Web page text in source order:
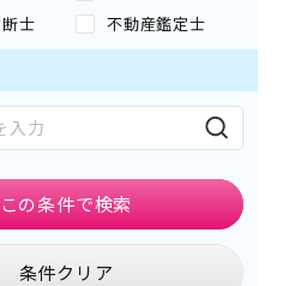
士
不動産鑑定士
条件クリア
この条件で検索